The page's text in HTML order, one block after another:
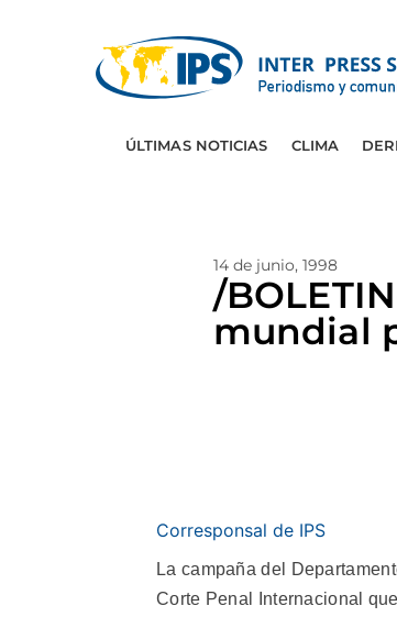
ÚLTIMAS NOTICIAS CLIMA
14 de junio, 1998
/
mundial
Corresponsal de IPS
La campaña del
Corte Penal Internacional